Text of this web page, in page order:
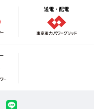
送電・配電